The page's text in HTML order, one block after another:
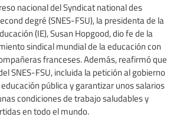
nacional del Syndicat national des
degré (SNES-FSU), la presidenta de la
(IE), Susan Hopgood, dio fe de la
sindical mundial de la educación con
franceses. Además, reafirmó que
SNES-FSU, incluida la petición al gobierno
pública y garantizar unos salarios
condiciones de trabajo saludables y
en todo el mundo.